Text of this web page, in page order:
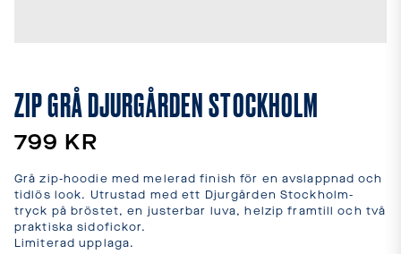
OCH
LEVERANS
Laddar...
ZIP GRÅ DJURGÅRDEN STOCKHOLM
799 KR
Grå zip-hoodie med melerad finish för en avslappnad och
tidlös look. Utrustad med ett Djurgården Stockholm-
tryck på bröstet, en justerbar luva, helzip framtill och två
praktiska sidofickor.
Limiterad upplaga.